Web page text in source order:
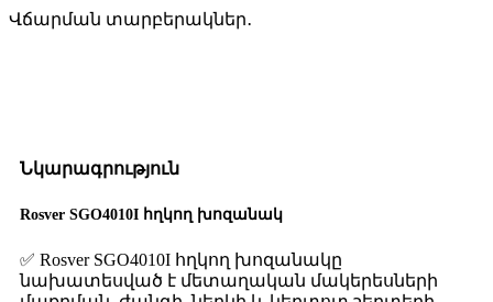
Վճարման տարբերակներ․
Նկարագրություն
Rosver SGO4010I հղկող խոզանակ
✅ Rosver SGO4010I հղկող խոզանակը
նախատեսված է մետաղական մակերեսների